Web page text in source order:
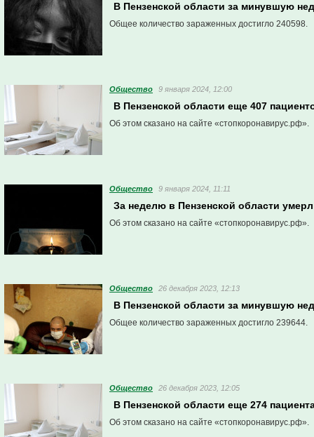
В Пензенской области за минувшую
Общее количество зараженных достигло 240598.
Общество 9 января 2024, 12:00
В Пензенской области еще 407
Об этом сказано на сайте «стопкоронавирус.рф».
Общество 9 января 2024, 11:11
За неделю в Пензенской области
Об этом сказано на сайте «стопкоронавирус.рф».
Общество 26 декабря 2023, 12:13
В Пензенской области за минувшую
Общее количество зараженных достигло 239644.
Общество 26 декабря 2023, 12:05
В Пензенской области еще 274
Об этом сказано на сайте «стопкоронавирус.рф».